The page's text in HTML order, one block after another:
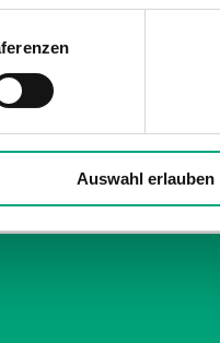
Auswahl erlauben
7"